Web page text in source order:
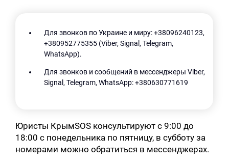
Для звонков по Украине и миру: +38096240123,
+380952775355 (Viber, Signal, Telegram,
WhatsApp).
Для звонков и сообщений в мессенджеры Viber,
Signal, Telegram, WhatsApp: +380630771619
Юристы КрымSOS консультируют с 9:00 до
18:00 с понедельника по пятницу, в субботу за
номерами можно обратиться в мессенджерах.